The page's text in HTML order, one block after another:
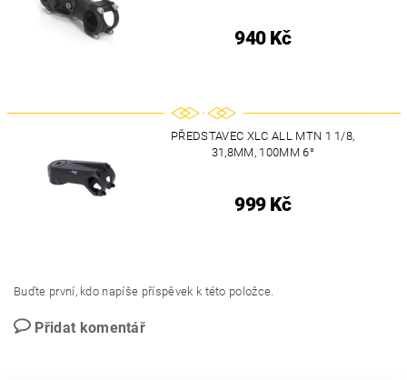
940 Kč
PŘEDSTAVEC XLC ALL MTN 1 1/8,
31,8MM, 100MM 6°
999 Kč
Buďte první, kdo napíše příspěvek k této položce.
Přidat komentář